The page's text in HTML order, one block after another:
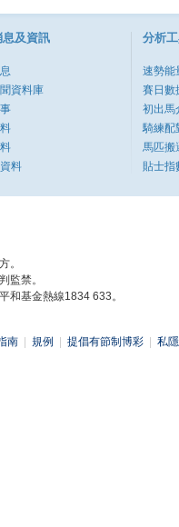
息及資訊
資料庫
料
分析
速勢能
賽日數
初出馬
騎練配
馬匹搬
貼士指
。
監禁。
和基金熱線1834 633。
南 規例 提倡有節制博彩 私